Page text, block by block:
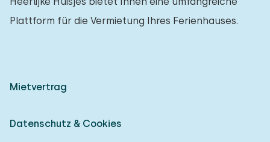
Plattform für die Vermietung Ihres Ferienhauses.
Mietvertrag
Datenschutz & Cookies